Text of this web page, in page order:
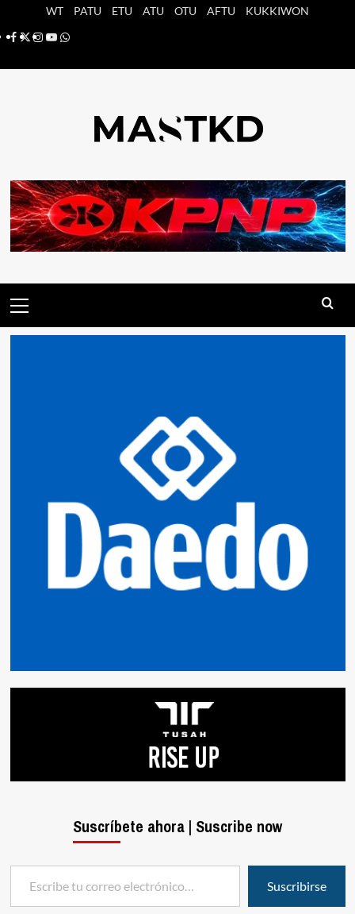
WT PATU ETU ATU OTU AFTU
KUKKIWON
Facebook
X Instagram
YouTube
Whatsapp
principal
Suscríbete ahora | Suscribe now
Escribe tu correo electrónico…
Suscribirse